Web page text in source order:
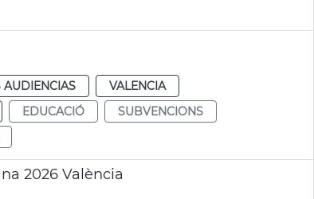
AUDIENCIAS
VALENCIA
EDUCACIÓ
SUBVENCIONS
2026 València